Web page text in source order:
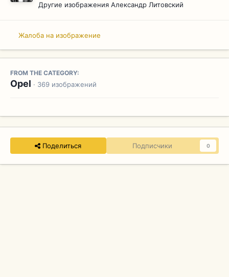
Другие изображения Александр Литовский
Жалоба на изображение
FROM THE CATEGORY:
Opel · 369 изображений
Поделиться Подписчики 0